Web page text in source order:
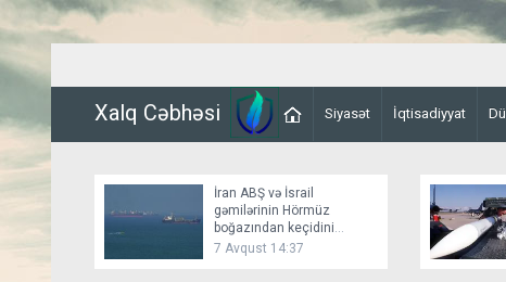
Xalq Cəbhəsi Siyasət İqtisadiyyat
İran ABŞ və İsrail
gəmilərinin Hörmüz
boğazından keçidini
bağlayır
7 Avqust 14:37